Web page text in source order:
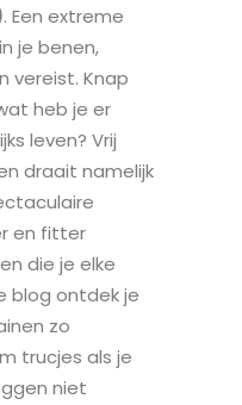
. Een extreme
je benen,
vereist. Knap
heb je er
leven? Vrij
draait namelijk
en fitter
die je elke
blog ontdek je
zo
trucjes als je
niet